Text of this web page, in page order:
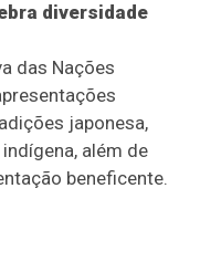
diversidade
das Nações
japonesa,
além de
beneficente.